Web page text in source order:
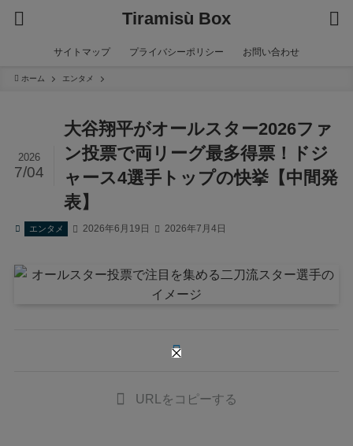
Tiramisù Box
サイトマップ プライバシーポリシー お問い合わせ
ホーム エンタメ
大谷翔平がオールスター2026ファ
ン投票で両リーグ最多得票！ドジ
ャース4選手トップの快挙【中間発
表】
2026
7/04
エンタメ 2026年6月19日 2026年7月4日
URLをコピーする